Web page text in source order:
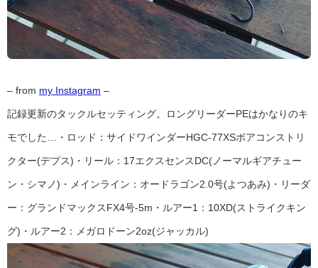
– from my Instagram –
記録更新のタックルセッティング。ロングリーダーPEはかなりのキ
モでした…・ロッド：サイドワインダーHGC-77XSボアコンストリ
クター(デプス)・リール：17エクスセンスDC(ノーマルギアチュー
ン・シマノ)・メインライン：オードラゴン2.0号(よつあみ)・リーダ
ー：グランドマックスFX4号-5m・ルアー1：10XD(ストライクキン
グ)・ルアー2：メガロドーン2oz(ジャッカル)